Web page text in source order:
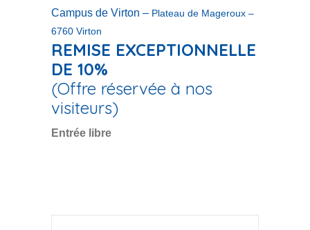
Campus de Virton – Plateau de Mageroux –
6760 Virton
REMISE EXCEPTIONNELLE
DE 10%
(Offre réservée à nos
visiteurs)
Entrée libre